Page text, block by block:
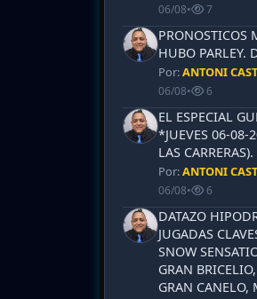
06/08• 7
PRONOSTICOS
HUBO PARLEY.
Por:ANTONI
06/08• 6
EL ESPECIAL
*JUEVES 06-08-
LAS
Por:ANTONI
06/08• 6
DATAZO
JUGADAS
SNOW
GRAN
GRAN CANELO,